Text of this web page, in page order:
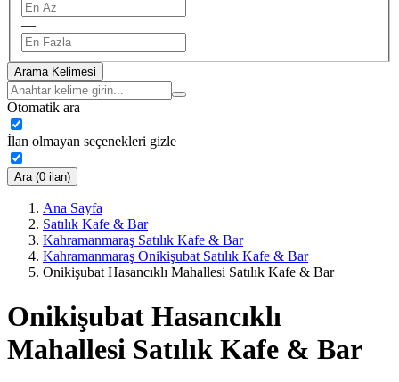
—
Arama Kelimesi
Otomatik ara
İlan olmayan seçenekleri gizle
Ara (0 ilan)
Ana Sayfa
Satılık Kafe & Bar
Kahramanmaraş Satılık Kafe & Bar
Kahramanmaraş Onikişubat Satılık Kafe & Bar
Onikişubat Hasancıklı Mahallesi Satılık Kafe & Bar
Onikişubat Hasancıklı
Mahallesi Satılık Kafe & Bar